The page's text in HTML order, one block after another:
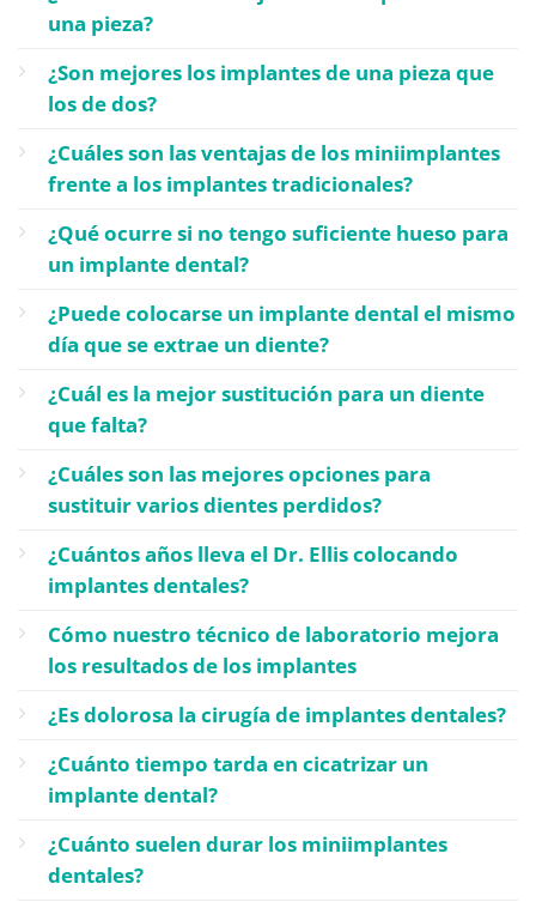
una pieza?
¿Son mejores los implantes de una pieza que
los de dos?
¿Cuáles son las ventajas de los miniimplantes
frente a los implantes tradicionales?
¿Qué ocurre si no tengo suficiente hueso para
un implante dental?
¿Puede colocarse un implante dental el mismo
día que se extrae un diente?
¿Cuál es la mejor sustitución para un diente
que falta?
¿Cuáles son las mejores opciones para
sustituir varios dientes perdidos?
¿Cuántos años lleva el Dr. Ellis colocando
implantes dentales?
Cómo nuestro técnico de laboratorio mejora
los resultados de los implantes
¿Es dolorosa la cirugía de implantes dentales?
¿Cuánto tiempo tarda en cicatrizar un
implante dental?
¿Cuánto suelen durar los miniimplantes
dentales?